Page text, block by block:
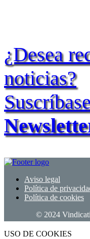
¿Desea
noticias?
Aviso legal
Política de
Política de cookies
© 2024 Vindicatio
USO DE COOKIES